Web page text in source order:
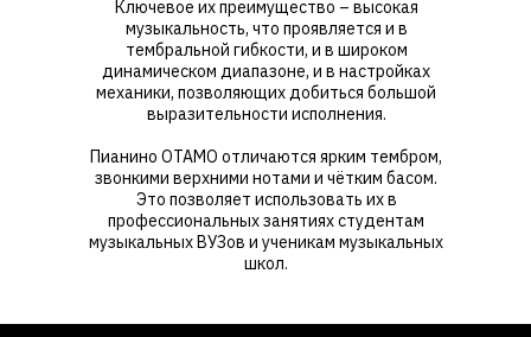
Ключевое их преимущество – высокая
музыкальность, что проявляется и в
тембральной гибкости, и в широком
динамическом диапазоне, и в настройках
механики, позволяющих добиться большой
выразительности исполнения.
Пианино OTAMO отличаются ярким тембром,
звонкими верхними нотами и чётким басом.
Это позволяет использовать их в
профессиональных занятиях студентам
музыкальных ВУЗов и ученикам музыкальных
школ.